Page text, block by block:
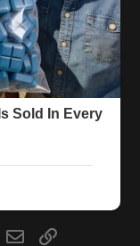
WhatsApp
Email